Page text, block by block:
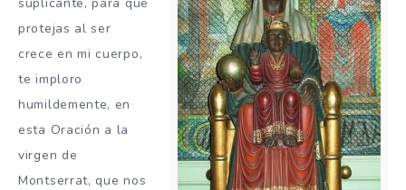
protejas al ser
crece en mi cuerpo,
te imploro
humildemente, en
esta Oración a la
virgen de
Montserrat, que nos